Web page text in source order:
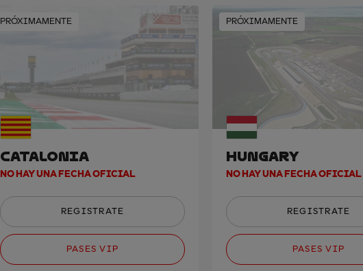
PRÓXIMAMENTE
CATALONIA
NO HAY UNA FECHA OFICIAL
REGISTRATE
PASES VIP
PRÓXIMAMENTE
HUNGARY
NO HAY UNA FECHA OFICIAL
REGISTRATE
PASES VIP